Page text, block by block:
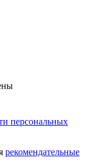
персональных
рекомендательные